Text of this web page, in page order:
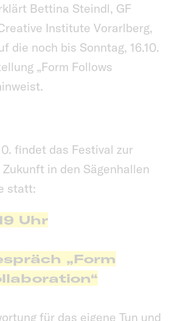
Bettina Steindl, GF
Institute Vorarlberg,
die noch bis Sonntag, 16.10.
„Form Follows
findet das Festival zur
in den Sägenhallen
statt:
Uhr
„Form
für das eigene Tun und